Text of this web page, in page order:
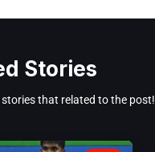
Stories
stories that related to the post!